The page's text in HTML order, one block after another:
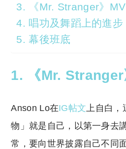
3. 《Mr. Stranger》MV
4. 唱功及舞蹈上的進步
5. 幕後班底
1. 《Mr. Stranger
Anson Lo在IG帖文 上自白
物」就是自己，以第一身去
常，要向世界披露自己不同